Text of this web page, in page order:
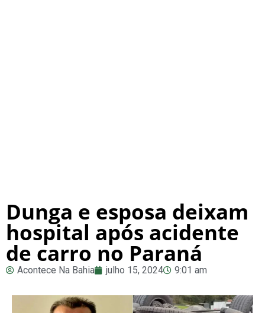
Dunga e esposa deixam
hospital após acidente
de carro no Paraná
Acontece Na Bahia julho 15, 2024 9:01 am